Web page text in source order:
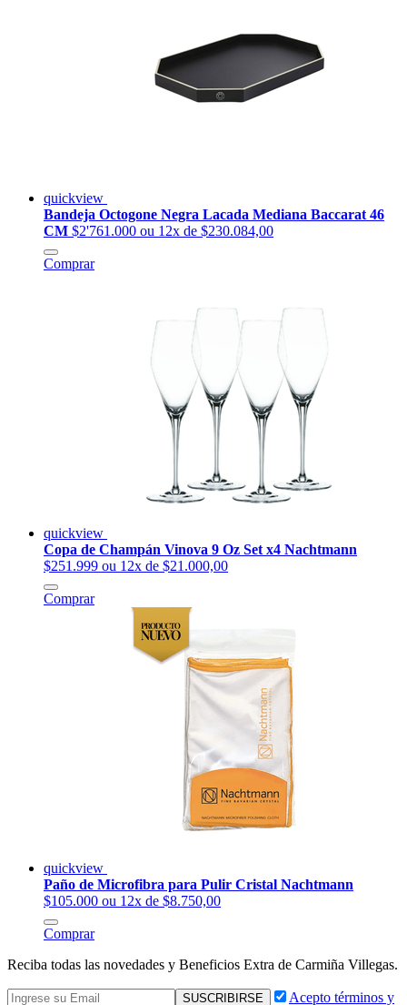
quickview
Bandeja Octogone Negra Lacada Mediana Baccarat 46
CM $2'761.000 ou 12x de $230.084,00
Comprar
quickview
Copa de Champán Vinova 9 Oz Set x4 Nachtmann
$251.999 ou 12x de $21.000,00
Comprar
quickview
Paño de Microfibra para Pulir Cristal Nachtmann
$105.000 ou 12x de $8.750,00
Comprar
Reciba todas las novedades y Beneficios Extra de Carmiña Villegas.
Acepto términos y